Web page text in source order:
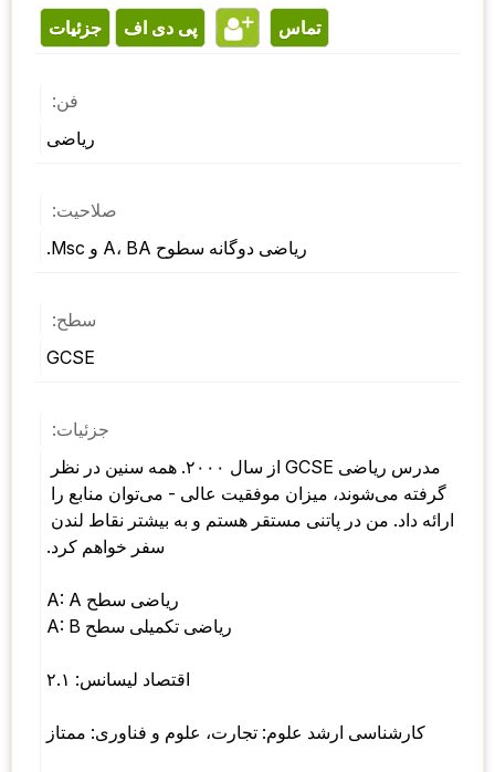
جزئیات پی دی اف تماس
فن:
ریاضی
صلاحیت:
ریاضی دوگانه سطوح A، BA و Msc.
سطح:
GCSE
جزئیات:
مدرس ریاضی GCSE از سال ۲۰۰۰. همه سنین در نظر